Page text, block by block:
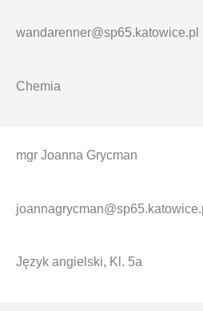
wandarenner@sp65.katowice.pl
Chemia
mgr Joanna Grycman
Język angielski, Kl. 5a